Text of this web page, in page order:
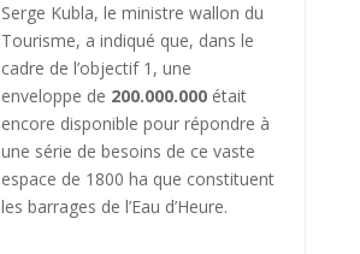
Serge Kubla, le ministre wallon du
Tourisme, a indiqué que, dans le
cadre de l’objectif 1, une
enveloppe de 200.000.000était
encore disponible pour répondre à
une série de besoins de ce vaste
espace de 1800 ha que constituent
les barrages de l’Eau d’Heure.